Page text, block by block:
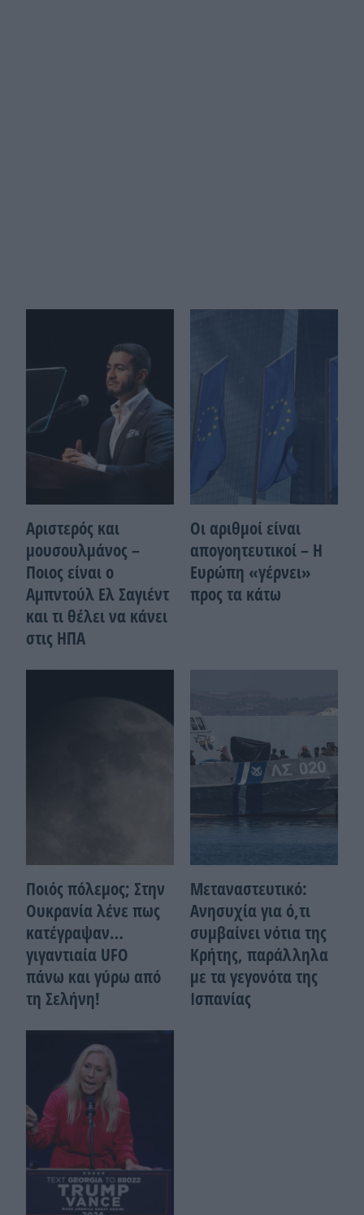
Αριστερός και
μουσουλμάνος –
Ποιoς είναι ο
Αμπντούλ Ελ Σαγιέντ
και τι θέλει να κάνει
στις ΗΠΑ
Οι αριθμοί είναι
απογοητευτικοί – Η
Ευρώπη «γέρνει»
προς τα κάτω
Ποιός πόλεμος; Στην
Ουκρανία λένε πως
κατέγραψαν…
γιγαντιαία UFO
πάνω και γύρω από
τη Σελήνη!
Μεταναστευτικό:
Ανησυχία για ό,τι
συμβαίνει νότια της
Κρήτης, παράλληλα
με τα γεγονότα της
Ισπανίας